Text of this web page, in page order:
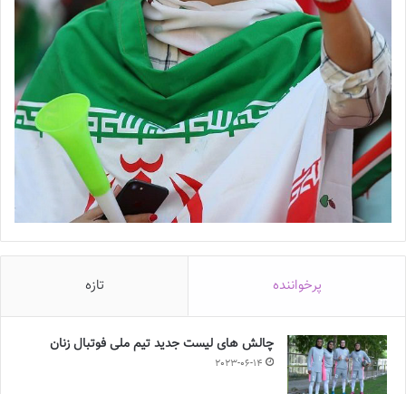
پرخواننده تازه
چالش هاى ليست جدید تيم ملى فوتبال زنان
2023-06-14